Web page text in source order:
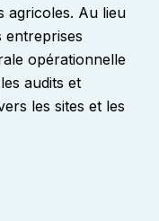
agricoles. Au lieu
entreprises
opérationnelle
audits et
les sites et les